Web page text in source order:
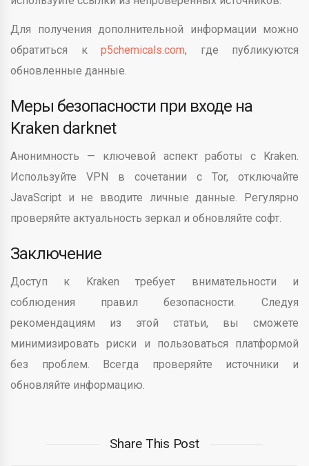
Для получения дополнительной информации можно
обратиться к p5chemicals.com, где публикуются
обновленные данные.
Меры безопасности при входе на
Kraken darknet
Анонимность — ключевой аспект работы с Kraken.
Используйте VPN в сочетании с Tor, отключайте
JavaScript и не вводите личные данные. Регулярно
проверяйте актуальность зеркал и обновляйте софт.
Заключение
Доступ к Kraken требует внимательности и
соблюдения правил безопасности. Следуя
рекомендациям из этой статьи, вы сможете
минимизировать риски и пользоваться платформой
без проблем. Всегда проверяйте источники и
обновляйте информацию.
Share This Post